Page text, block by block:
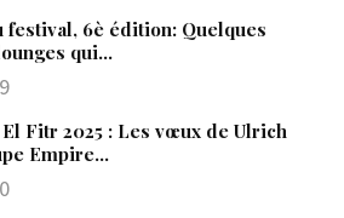
festival, 6è édition: Quelques
qui…
Fitr 2025 : Les vœux de Ulrich
Empire…